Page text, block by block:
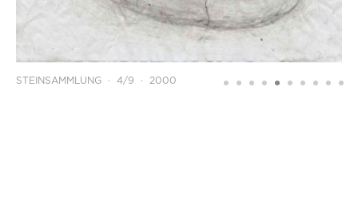
STEINSAMMLUNG · 4/9 · 2000